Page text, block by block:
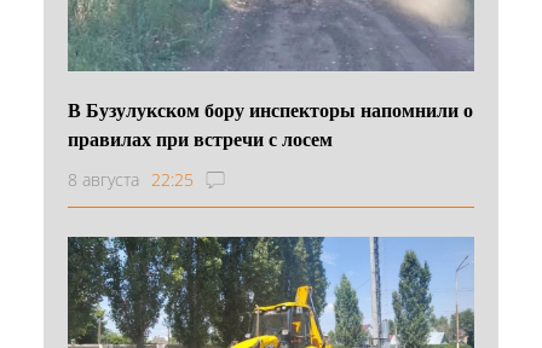
В Бузулукском бору инспекторы напомнили о
правилах при встречи с лосем
8 августа 22:25